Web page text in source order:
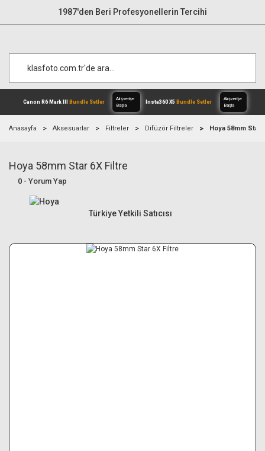
1987'den Beri Profesyonellerin Tercihi
Canon R6 Mark IIIBundle Setler
Anasayfa Aksesuarlar Filtreler Difüzör Filtreler Hoya 58mm Star
Hoya 58mm Star 6X Filtre
0 - Yorum Yap
Türkiye Yetkili Satıcısı